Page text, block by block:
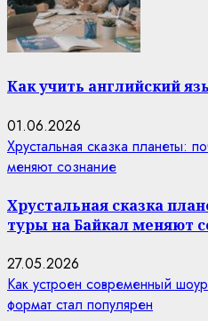
Как учить английский
01.06.2026
Хрустальная сказка планеты:
меняют сознание
Хрустальная сказка
туры на Байкал меняют
27.05.2026
Как устроен современный
формат стал популярен